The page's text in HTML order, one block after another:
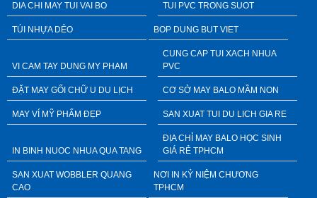
DIA CHI MAY TUI VAI BO TUI PVC TRONG SUOT
TÚI NHỰA DẺO BOP DUNG BUT VIET
VI CAM TAY DUNG MY PHAM
CUNG CAP TUI XACH NHUA
PVC
ĐẶT MAY GỐI CHỮ U DU LỊCH CƠ SỞ MAY BALO MẦM NON
MAY VÍ MỸ PHẨM ĐẸP SAN XUAT TUI DU LICH GIA RE
IN BINH NUOC NHUA QUA TANG
ĐỊA CHỈ MAY BALO HỌC SINH
GIÁ RẺ TPHCM
SAN XUAT WOBBLER QUANG
CAO
NƠI IN KỶ NIỆM CHƯƠNG
TPHCM